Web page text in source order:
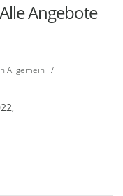
Angebote
Allgemein /